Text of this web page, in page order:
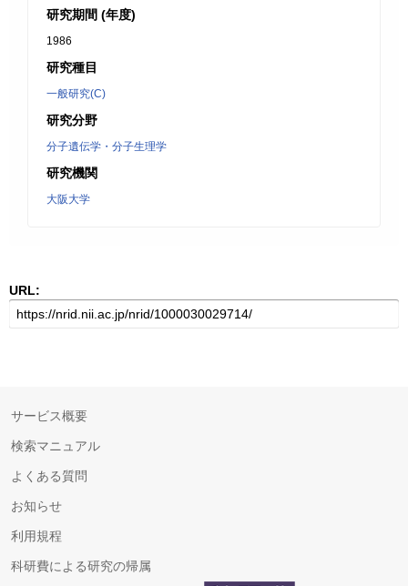
研究期間 (年度)
1986
研究種目
一般研究(C)
研究分野
分子遺伝学・分子生理学
研究機関
大阪大学
URL:
サービス概要
検索マニュアル
よくある質問
お知らせ
利用規程
科研費による研究の帰属